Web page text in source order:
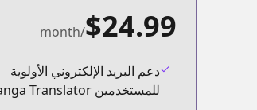
$24.99
/month
دعم البريد الإلكتروني الأولوية
للمستخدمين Manga Translator